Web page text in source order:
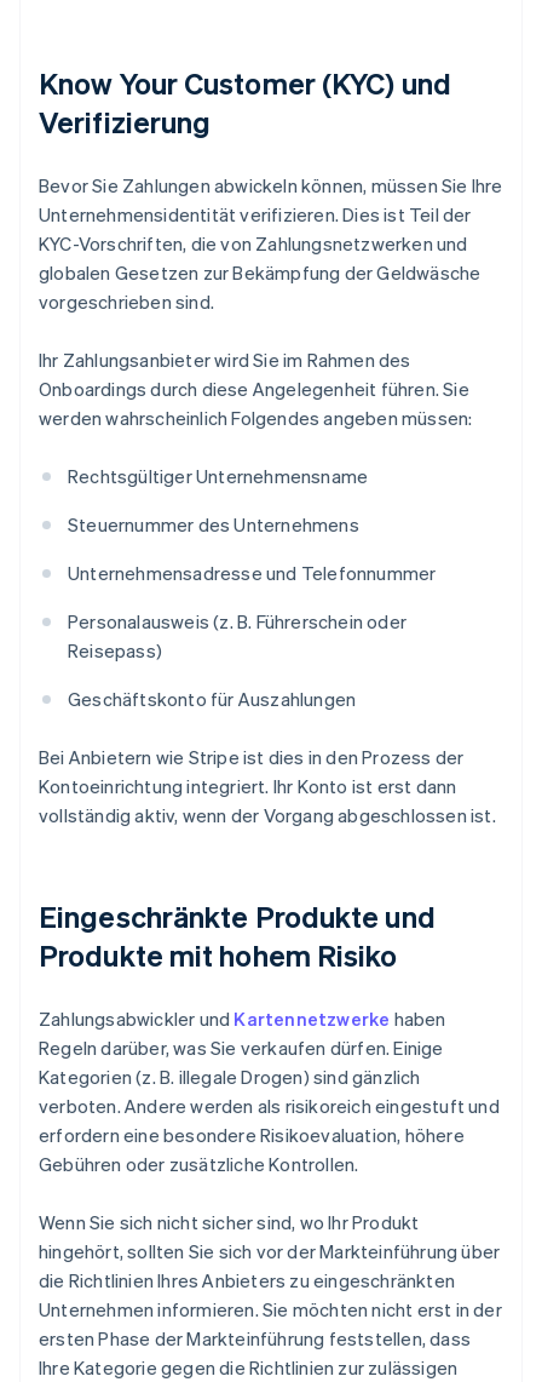
Know Your Customer (KYC) und
Verifizierung
Bevor Sie Zahlungen abwickeln können, müssen Sie Ihre
Unternehmensidentität verifizieren. Dies ist Teil der
KYC-Vorschriften, die von Zahlungsnetzwerken und
globalen Gesetzen zur Bekämpfung der Geldwäsche
vorgeschrieben sind.
Ihr Zahlungsanbieter wird Sie im Rahmen des
Onboardings durch diese Angelegenheit führen. Sie
werden wahrscheinlich Folgendes angeben müssen:
Rechtsgültiger Unternehmensname
Steuernummer des Unternehmens
Unternehmensadresse und Telefonnummer
Personalausweis (z. B. Führerschein oder
Reisepass)
Geschäftskonto für Auszahlungen
Bei Anbietern wie Stripe ist dies in den Prozess der
Kontoeinrichtung integriert. Ihr Konto ist erst dann
vollständig aktiv, wenn der Vorgang abgeschlossen ist.
Eingeschränkte Produkte und
Produkte mit hohem Risiko
Zahlungsabwickler und Kartennetzwerke haben
Regeln darüber, was Sie verkaufen dürfen. Einige
Kategorien (z. B. illegale Drogen) sind gänzlich
verboten. Andere werden als risikoreich eingestuft und
erfordern eine besondere Risikoevaluation, höhere
Gebühren oder zusätzliche Kontrollen.
Wenn Sie sich nicht sicher sind, wo Ihr Produkt
hingehört, sollten Sie sich vor der Markteinführung über
die Richtlinien Ihres Anbieters zu eingeschränkten
Unternehmen informieren. Sie möchten nicht erst in der
ersten Phase der Markteinführung feststellen, dass
Ihre Kategorie gegen die Richtlinien zur zulässigen